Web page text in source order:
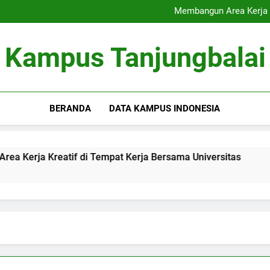
Membangun Area
Signifikansi Cinta
Membangun Area
Signifikansi Cinta
Kampus Tanjungbalai
BERANDA DATA KAMPUS INDONESIA
Kreatif di Tempat Kerja Bersama Universitas
3 Months